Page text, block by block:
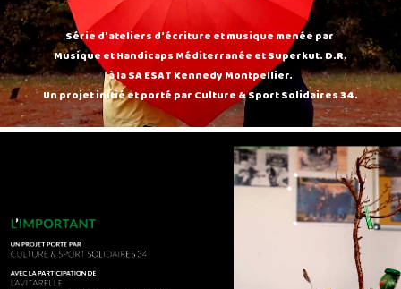
Série d'ateliers d'écriture et musique menée par
Musique et Handicaps Méditerranée et Superkut. D.R.
à la SA ESAT Kennedy Montpellier.
Un projet initié et porté par Culture & Sport Solidaires 34.